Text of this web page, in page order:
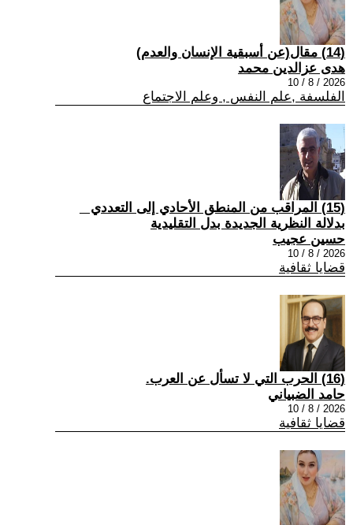
(14) مقال(عن أسبقية الإنسان والعدم)
هدى عزالدين محمد
2026 / 8 / 10
الفلسفة ,علم النفس , وعلم الاجتماع
(15) المراقب من المنطق الأحادي إلى التعددي _
بدلالة النظرية الجديدة بدل التقليدية
حسين عجيب
2026 / 8 / 10
قضايا ثقافية
(16) الحرب التي لا تسأل عن العرب.
حامد الضبياني
2026 / 8 / 10
قضايا ثقافية